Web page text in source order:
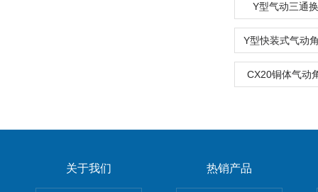
Y型气动三通
CX20铜体气动
关于我们 热销产品